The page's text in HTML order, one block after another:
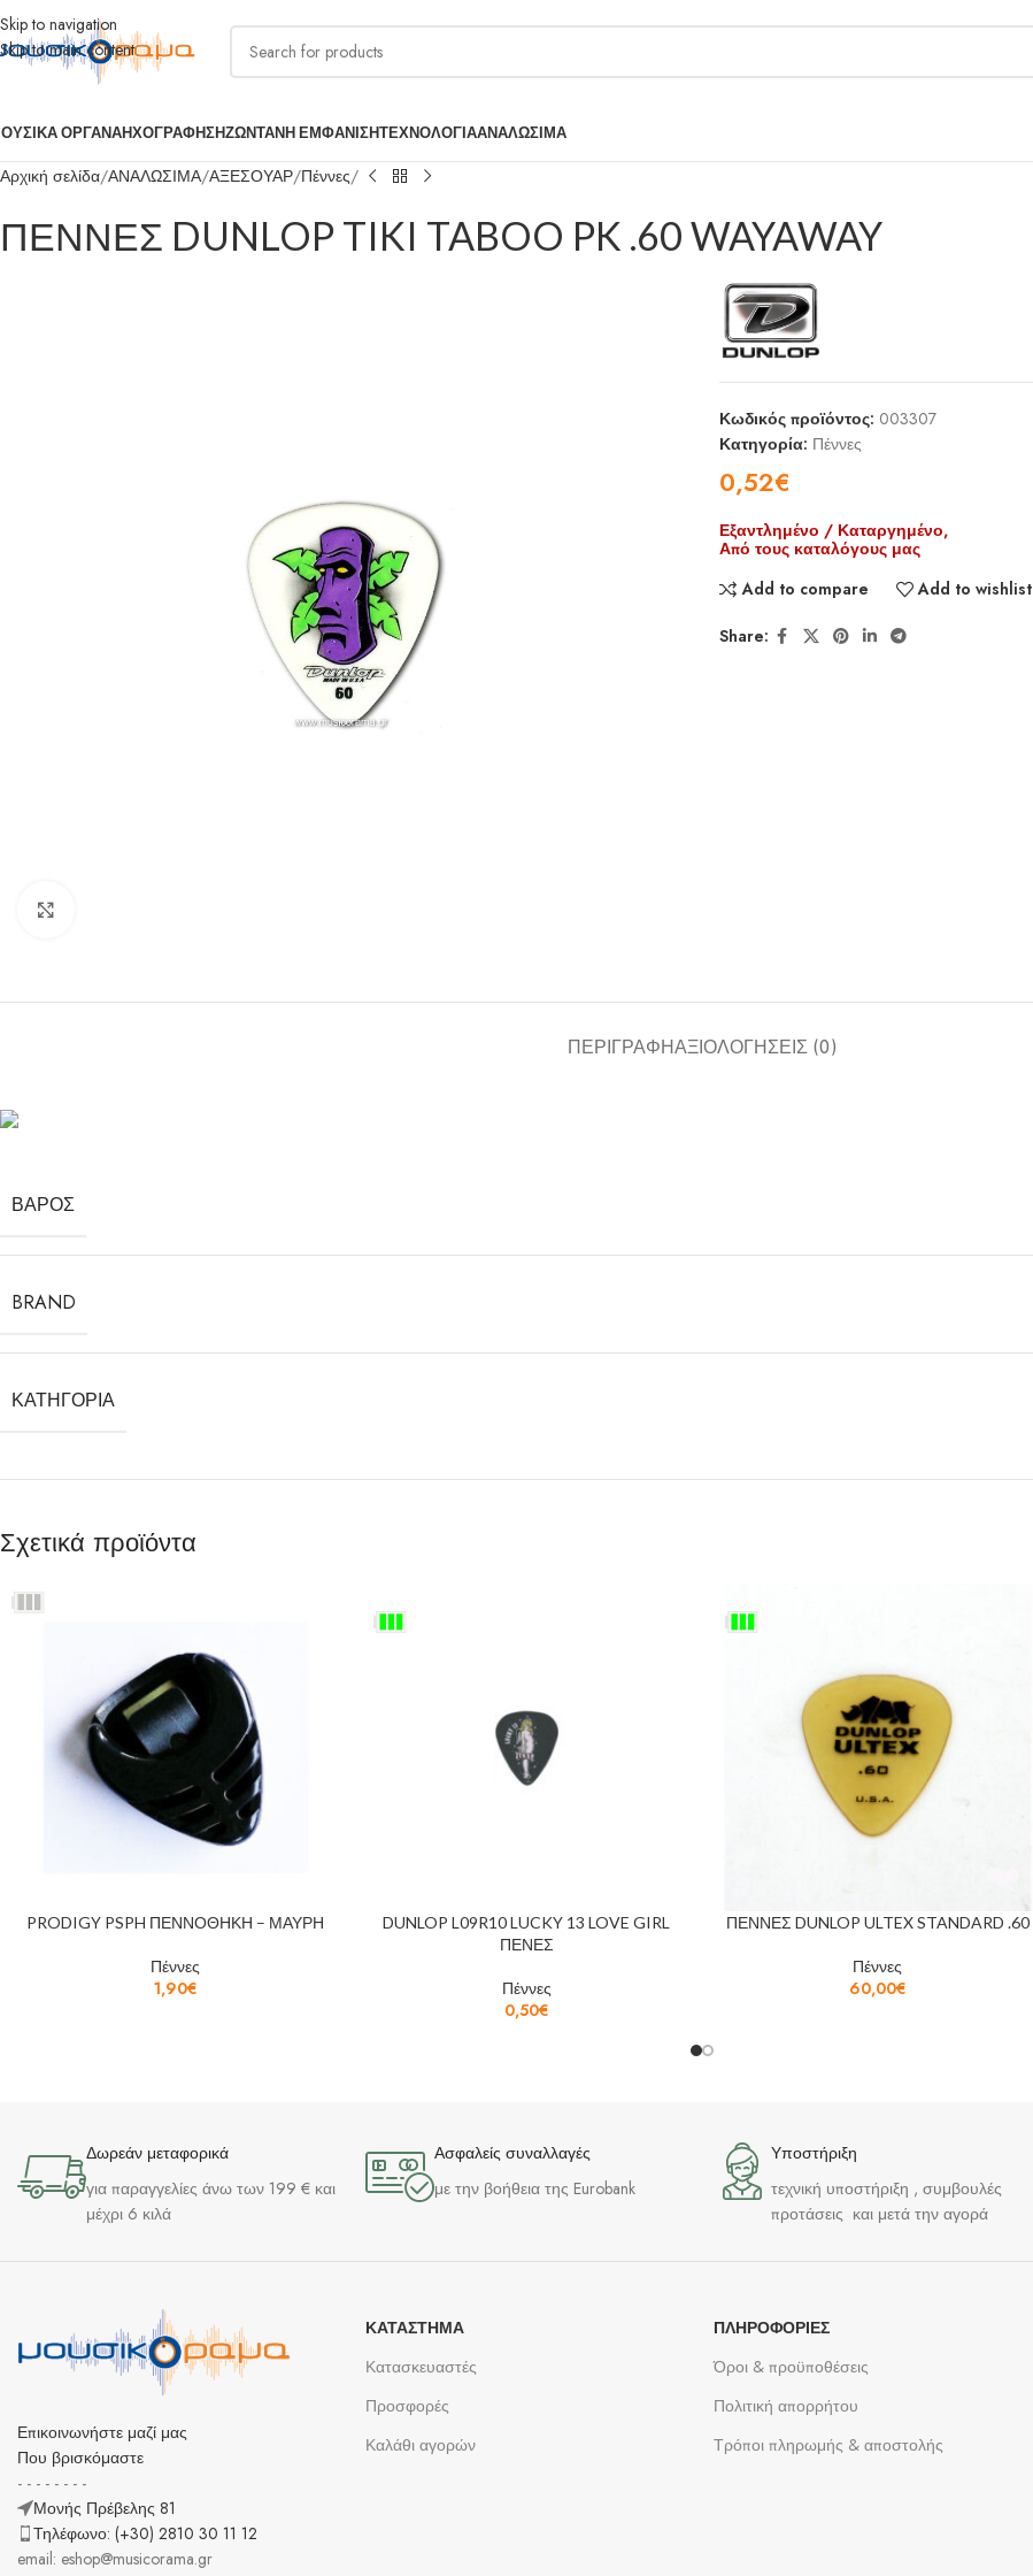
Skip to navigation
Skip to main content
ΟΡΓΑΝΑΗΧΟΓΡΑΦΗΣΗΖΩΝΤΑΝΗ ΕΜΦΑΝΙΣΗΤΕΧΝΟΛΟΓΙΑΑΝΑΛΩΣΙΜΑ
Αρχική σελίδα ΑΝΑΛΩΣΙΜΑ ΑΞΕΣΟΥΑΡ Πέννες
ΠΕΝΝΕΣ DUNLOP TIKI TABOO PK .60 WAYAWAY
Κωδικός προϊόντος: 003307
Κατηγορία: Πέννες
0,52€
Εξαντλημένο / Καταργημένο,
Από τους καταλόγους μας
Add to compare
Add to wishlist
Share:
ΠΕΡΙΓΡΑΦΉΑΞΙΟΛΟΓΉΣΕΙΣ (0)
ΒΆΡΟΣ
BRAND
ΚΑΤΗΓΟΡΊΑ
Σχετικά προϊόντα
PRODIGY PSPH ΠΕΝΝΟΘΗΚΗ – ΜΑΥΡΗ
Πέννες
1,90€
DUNLOP L09R10 LUCKY 13 LOVE GIRL
ΠΕΝΕΣ
Πέννες
0,50€
ΠΕΝΝΕΣ DUNLOP ULTEX STANDARD .60
Πέννες
60,00€
Δωρεάν μεταφορικά
για παραγγελίες άνω των 199 € και
μέχρι 6 κιλά
Ασφαλείς συναλλαγές
με την βοήθεια της Eurobank
Υποστήριξη
τεχνική υποστήριξη , συμβουλές
προτάσεις και μετά την αγορά
Επικοινωνήστε μαζί μας
Που βρισκόμαστε
- - - - - - - -
Μονής Πρέβελης 81
Τηλέφωνο: (+30) 2810 30 11 12
email: eshop@musicorama.gr
ΚΑΤΆΣΤΗΜΑ
Κατασκευαστές
Προσφορές
Καλάθι αγορών
ΠΛΗΡΟΦΟΡΊΕΣ
Όροι & προϋποθέσεις
Πολιτική απορρήτου
Τρόποι πληρωμής & αποστολής